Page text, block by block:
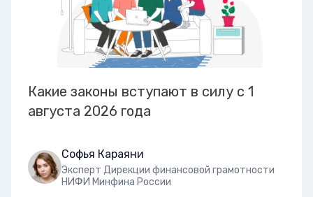
Какие законы вступают в силу с 1
августа 2026 года
Софья Караяни
Эксперт Дирекции финансовой грамотности
НИФИ Минфина России